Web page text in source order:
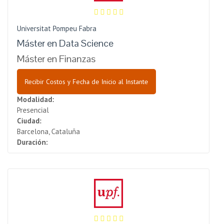
Universitat Pompeu Fabra
Máster en Data Science
Máster en Finanzas
Recibir Costos y Fecha de Inicio al Instante
Modalidad:
Presencial
Ciudad:
Barcelona, Cataluña
Duración: